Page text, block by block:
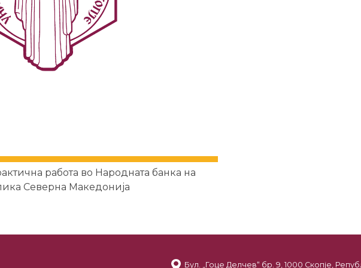
работа во Народната банка на
Северна Македонија
Бул. „Гоце Делчев“ бр. 9, 1000 Скопје,